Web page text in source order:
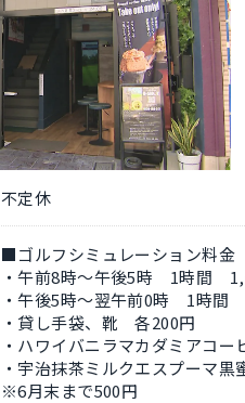
不定休
■ゴルフシミュレーション料金
・午前8時～午後5時 1時間
・午後5時～翌午前0時 1時間
・貸し手袋、靴 各200円
・ハワイバニラマカダミアコ
・宇治抹茶ミルクエスプーマ
※6月末まで500円